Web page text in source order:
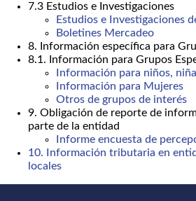
7.3 Estudios e Investigaciones
Estudios e Investigaciones
Boletines Mercadeo
8. Información específica para
8.1. Información para Grupos
Información para niños,
Información para Mujeres
Otros de grupos de interés
9. Obligación de reporte de
parte de la entidad
Informe encuesta de
10. Información tributaria en
locales